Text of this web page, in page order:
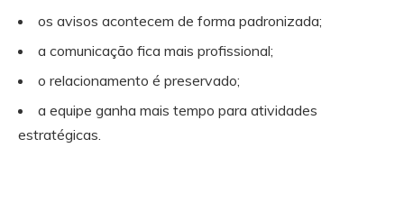
os avisos acontecem de forma padronizada;
a comunicação fica mais profissional;
o relacionamento é preservado;
a equipe ganha mais tempo para atividades
estratégicas.